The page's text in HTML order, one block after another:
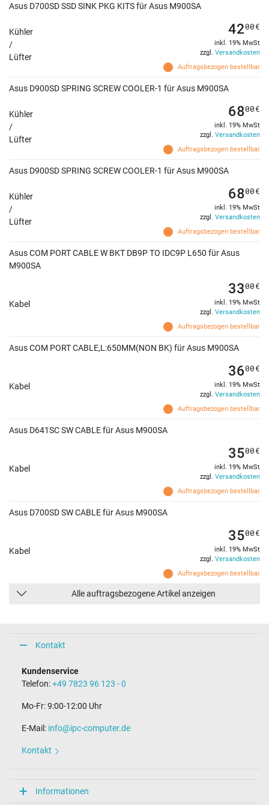
Asus D700SD SSD SINK PKG KITS für Asus M900SA
Kühler
/
Lüfter
Auftragsbezogen bestellbar
4200€
inkl. 19% MwSt
zzgl. Versandkosten
Asus D900SD SPRING SCREW COOLER-1 für Asus M900SA
Kühler
/
Lüfter
Auftragsbezogen bestellbar
6800€
inkl. 19% MwSt
zzgl. Versandkosten
Asus D900SD SPRING SCREW COOLER-1 für Asus M900SA
Kühler
/
Lüfter
Auftragsbezogen bestellbar
6800€
inkl. 19% MwSt
zzgl. Versandkosten
Asus COM PORT CABLE W BKT DB9P TO IDC9P L650 für Asus
M900SA
Kabel
Auftragsbezogen bestellbar
3300€
inkl. 19% MwSt
zzgl. Versandkosten
Asus COM PORT CABLE,L:650MM(NON BK) für Asus M900SA
Kabel
Auftragsbezogen bestellbar
3600€
inkl. 19% MwSt
zzgl. Versandkosten
Asus D641SC SW CABLE für Asus M900SA
Kabel
Auftragsbezogen bestellbar
3500€
inkl. 19% MwSt
zzgl. Versandkosten
Asus D700SD SW CABLE für Asus M900SA
Kabel
Auftragsbezogen bestellbar
3500€
inkl. 19% MwSt
zzgl. Versandkosten
Alle auftragsbezogene Artikel anzeigen
Kontakt
Kundenservice
Telefon:+49 7823 96 123 - 0
Mo-Fr: 9:00-12:00 Uhr
E-Mail: info@ipc-computer.de
Kontakt
Informationen